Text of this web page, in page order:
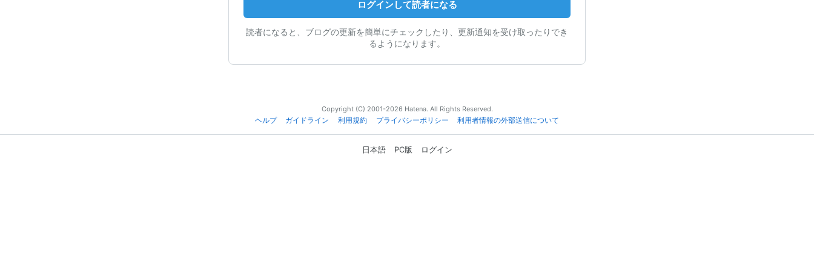
ログインして読者になる
読者になると、ブログの更新を簡単にチェックしたり、更新通知を受け取ったりでき
るようになります。
Copyright (C) 2001-2026 Hatena. All Rights Reserved.
ヘルプ
ガイドライン 利用規約 プライバシーポリシー 利用者情報の外部送信について
日本語 PC版 ログイン